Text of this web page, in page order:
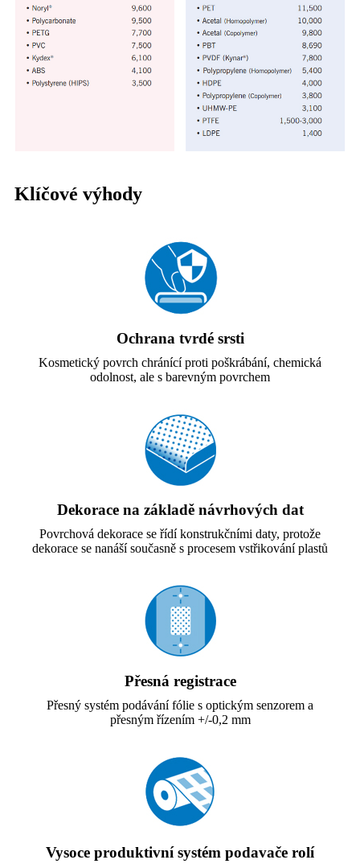
Klíčové výhody
Ochrana tvrdé srsti
Kosmetický povrch chránící proti poškrábání, chemická
odolnost, ale s barevným povrchem
Dekorace na základě návrhových dat
Povrchová dekorace se řídí konstrukčními daty, protože
dekorace se nanáší současně s procesem vstřikování plastů
Přesná registrace
Přesný systém podávání fólie s optickým senzorem a
přesným řízením +/-0,2 mm
Vysoce produktivní systém podavače rolí